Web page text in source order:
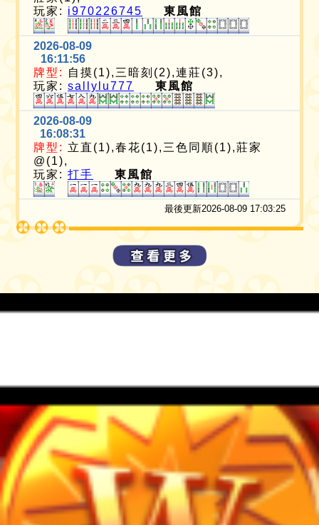
玩家: i970226745 東風館
2026-08-09
16:11:56
牌型:
自摸(1),三暗刻(2),連莊(3),
玩家:sallylu777 東風館
2026-08-09
16:08:31
牌型: 立直(1),春花(1),三色同順(1),莊家
@(1),
玩家:打手 東風館
最後更新2026-08-09 17:03:25